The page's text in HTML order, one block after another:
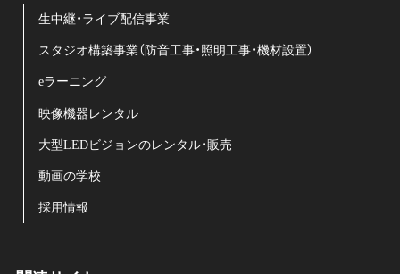
生中継・ライブ配信事業
スタジオ構築事業（防音工事・照明工事・機材設置）
eラーニング
映像機器レンタル
大型LEDビジョンのレンタル・販売
動画の学校
採用情報